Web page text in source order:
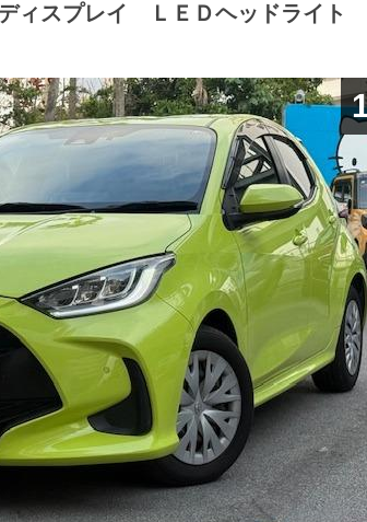
ィスプレイ ＬＥＤヘッドライ